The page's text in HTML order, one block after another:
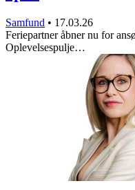
Samfund • 17.03.26
Feriepartner åbner nu for
Oplevelsespulje…